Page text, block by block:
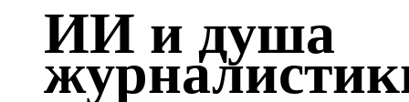
Кадыбаш
105,2 FM
ИИ и душа